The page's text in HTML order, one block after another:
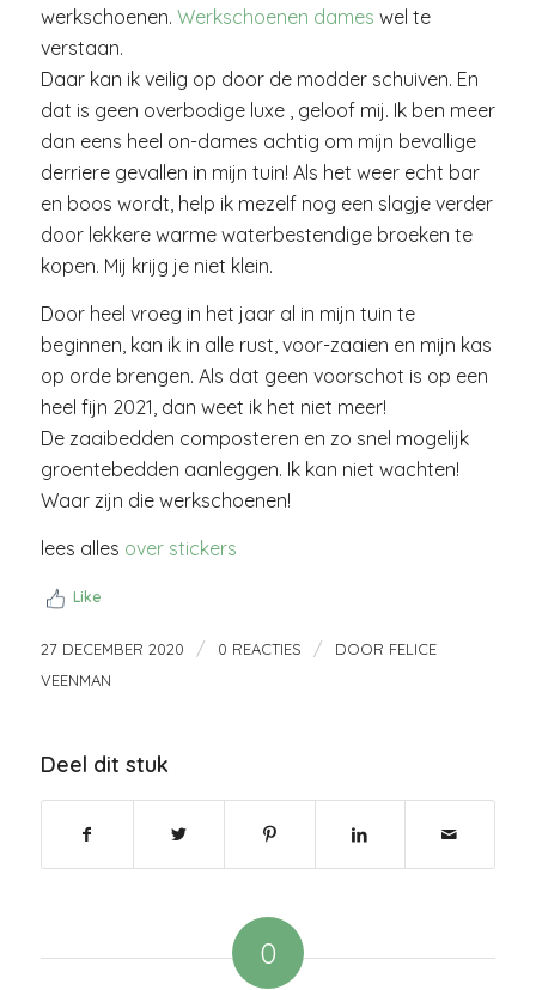
werkschoenen. Werkschoenen dames wel te
verstaan.
Daar kan ik veilig op door de modder schuiven. En
dat is geen overbodige luxe , geloof mij. Ik ben meer
dan eens heel on-dames achtig om mijn bevallige
derriere gevallen in mijn tuin! Als het weer echt bar
en boos wordt, help ik mezelf nog een slagje verder
door lekkere warme waterbestendige broeken te
kopen. Mij krijg je niet klein.
Door heel vroeg in het jaar al in mijn tuin te
beginnen, kan ik in alle rust, voor-zaaien en mijn kas
op orde brengen. Als dat geen voorschot is op een
heel fijn 2021, dan weet ik het niet meer!
De zaaibedden composteren en zo snel mogelijk
groentebedden aanleggen. Ik kan niet wachten!
Waar zijn die werkschoenen!
lees alles over stickers
Like
27 DECEMBER 2020 / 0 REACTIES / DOOR FELICE
VEENMAN
Deel dit stuk
0